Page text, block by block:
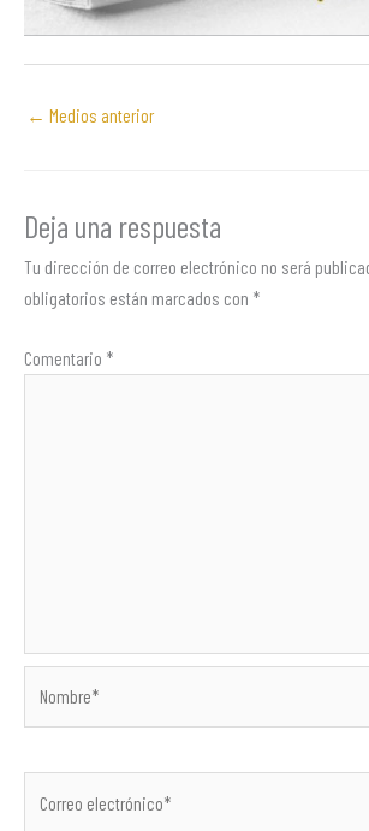
← Medios anterior
Deja una respuesta
Tu dirección de correo electrónico no será
obligatorios están marcados con *
Comentario *
electrónico*